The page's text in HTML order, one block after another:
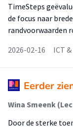
TimeSteps
de focus naar
randvoorwaarden
2026-02-16
ICT
Eerder
Door de sterke